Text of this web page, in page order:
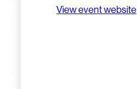
View event website